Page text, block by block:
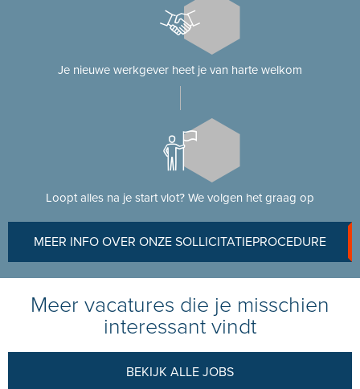
Je nieuwe werkgever heet je van harte welkom
Loopt alles na je start vlot? We volgen het graag op
MEER INFO OVER ONZE SOLLICITATIEPROCEDURE
Meer vacatures die je misschien
interessant vindt
BEKIJK ALLE JOBS